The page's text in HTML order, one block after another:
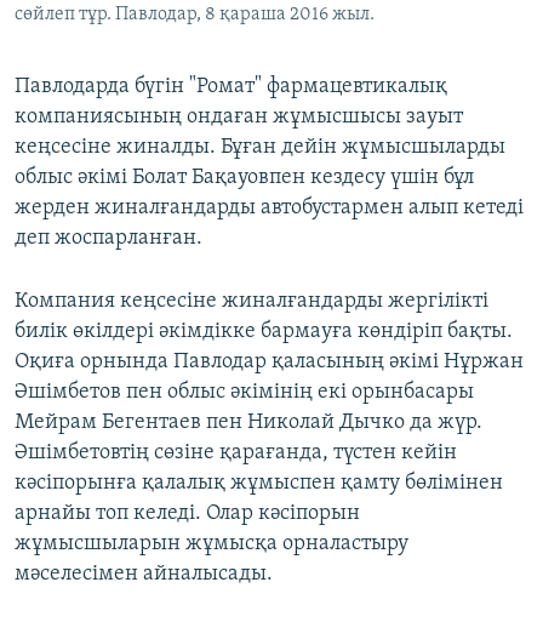
сөйлеп тұр. Павлодар, 8 қараша 2016 жыл.
Павлодарда бүгін "Ромат" фармацевтикалық
компаниясының ондаған жұмысшысы зауыт
кеңсесіне жиналды. Бұған дейін жұмысшыларды
облыс әкімі Болат Бақауовпен кездесу үшін бұл
жерден жиналғандарды автобустармен алып кетеді
деп жоспарланған.
Компания кеңсесіне жиналғандарды жергілікті
билік өкілдері әкімдікке бармауға көндіріп бақты.
Оқиға орнында Павлодар қаласының әкімі Нұржан
Әшімбетов пен облыс әкімінің екі орынбасары
Мейрам Бегентаев пен Николай Дычко да жүр.
Әшімбетовтің сөзіне қарағанда, түстен кейін
кәсіпорынға қалалық жұмыспен қамту бөлімінен
арнайы топ келеді. Олар кәсіпорын
жұмысшыларын жұмысқа орналастыру
мәселесімен айналысады.